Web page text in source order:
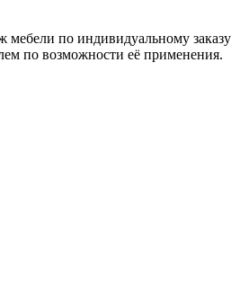
мебели по индивидуальному заказу
по возможности её применения.